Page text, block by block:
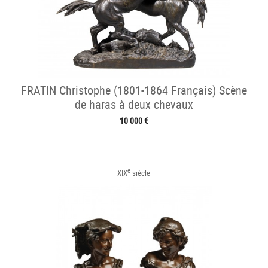
FRATIN Christophe (1801-1864 Français) Scène
de haras à deux chevaux
10 000 €
XIXe siècle